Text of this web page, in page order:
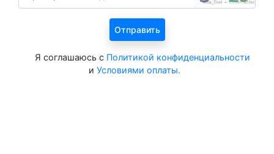
Я соглашаюсь с Политикой конфиденциальности
и Условиями оплаты.